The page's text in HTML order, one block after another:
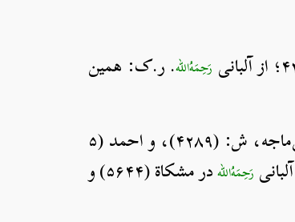
رَحِمَهُ‌الله. ر.ک: همین
رَحِمَهُ‌الله
در مشکاة (۵۶۴۴) و